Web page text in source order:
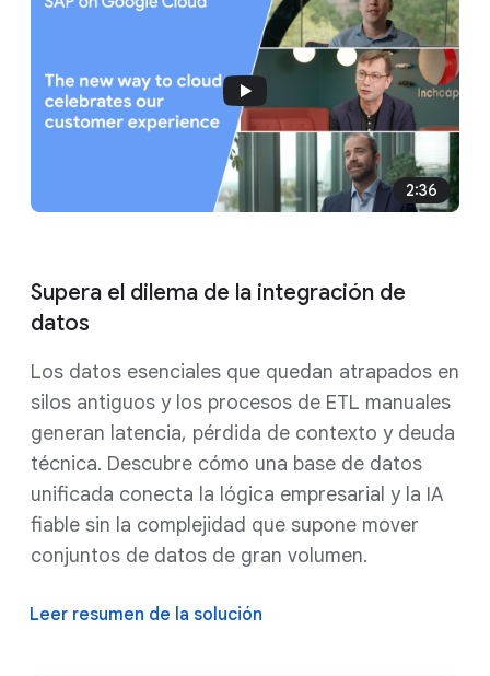
2:36
Supera el dilema de la integración de
datos
Los datos esenciales que quedan atrapados en
silos antiguos y los procesos de ETL manuales
generan latencia, pérdida de contexto y deuda
técnica. Descubre cómo una base de datos
unificada conecta la lógica empresarial y la IA
fiable sin la complejidad que supone mover
conjuntos de datos de gran volumen.
Leer resumen de la solución